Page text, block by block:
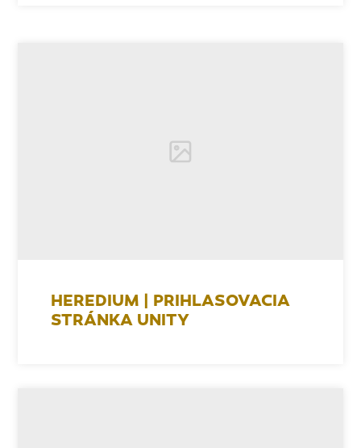
HEREDIUM | PRIHLASOVACIA
STRÁNKA UNITY